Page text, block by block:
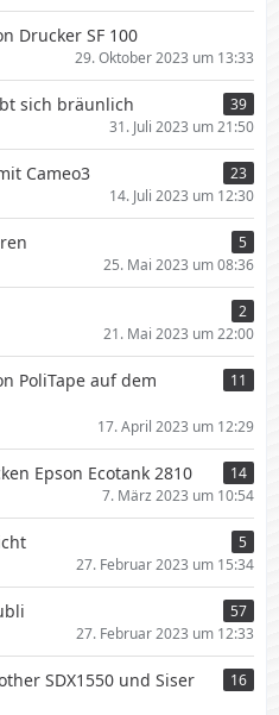
Drucker SF 100
29. Oktober 2023 um 13:33
sich bräunlich
39
31. Juli 2023 um 21:50
Cameo3
23
14. Juli 2023 um 12:30
5
25. Mai 2023 um 08:36
2
21. Mai 2023 um 22:00
PoliTape auf dem
11
17. April 2023 um 12:29
Epson Ecotank 2810
14
7. März 2023 um 10:54
5
27. Februar 2023 um 15:34
57
27. Februar 2023 um 12:33
SDX1550 und Siser
16